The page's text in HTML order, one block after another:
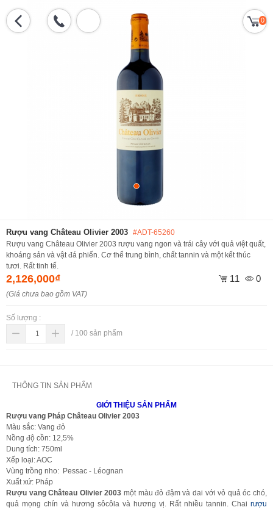
0
Rượu vang Château Olivier 2003 #ADT-65260
Rượu vang Château Olivier 2003 rượu vang ngon và trái cây với quả việt quất,
khoáng sản và vật đá phiến. Cơ thể trung bình, chất tannin và một kết thúc
tươi. Rất tinh tế.
2,126,000₫ 11 0
(Giá chưa bao gồm VAT)
Số lượng :
/ 100 sản phẩm
THÔNG TIN SẢN PHẨM
GIỚI THIỆU SẢN PHẨM
Rượu vang Pháp Château Olivier 2003
Màu sắc: Vang đỏ
Nồng độ cồn: 12,5%
Dung tích: 750ml
Xếp loại: AOC
Vùng trồng nho: Pessac - Léognan
Xuất xứ: Pháp
Rượu vang Château Olivier 2003 một màu đỏ đậm và dai với vỏ quả óc chó,
quả mọng chín và hương sôcôla và hương vị. Rất nhiều tannin. Chai rượu